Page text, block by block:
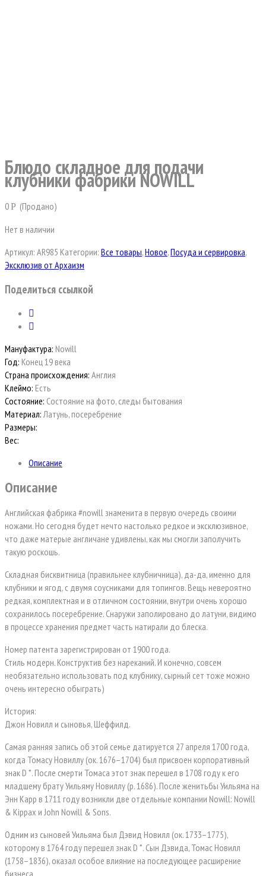
Блюдо складное для подачи
клубники фабрики NOWILL
0Р (Продано)
Нет в наличии
Артикул: AR985 Категории: Все товары,Новое,Посуда и сервировка,
Эксклюзив от Архаизм
Поделиться ссылкой
Мануфактура: Nowill
Год: Конец 19 века
Страна происхождения: Англия
Клеймо: Есть
Состояние: Состояние на фото, следы бытования
Материал: Латунь, посеребрение
Размеры:
Вес:
Описание
Описание
Английская фабрика #nowill знаменита в первую очередь своими
ножами. Но сегодня будет нечто настолько редкое и эксклюзивное,
что даже матерые англичане удивлены, как мы смогли заполучить
такую роскошь.
Складная бисквитница (правильнее клубничница), да-да, именно для
клубники и ягод, с двумя соусниками для топингов. Вещь невероятно
редкая, комплектная и в отличном состоянии, внутри очень хорошо
сохранилось посеребрение. Снаружи заполировано до латуни, видимо
в процессе хранения предмет часть натирали до блеска.
Номер патента зарегистрирован от 1900 года.
Стиль модерн. Конструктив без нареканий. И конечно, совсем
необязательно использовать под клубнику, сырный сет тоже можно
очень интересно обыграть)
История:
Джон Новилл и сыновья, Шеффилд.
Самая ранняя запись об этой семье датируется 27 апреля 1700 года,
когда Томасу Новиллу (ок. 1676–1704) был присвоен корпоративный
знак D *. После смерти Томаса этот знак перешел в 1708 году к его
младшему брату Уильяму Новиллу (р. 1686). После женитьбы Уильяма на
Энн Карр в 1711 году возникли две отдельные компании Nowill: Nowill
& Kippax и John Nowill & Sons.
Одним из сыновей Уильяма был Дэвид Новилл (ок. 1733–1775),
которому в 1764 году перешел знак D *. Сын Дэвида, Томас Новилл
(1758–1836), оказал особое влияние на последующее расширение